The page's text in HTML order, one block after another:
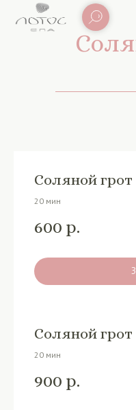
Соляной грот
20 мин
600 р.
Соляной грот
20 мин
900 р.